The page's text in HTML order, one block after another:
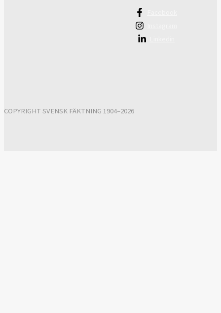
COPYRIGHT SVENSK FÄKTNING 1904–2026